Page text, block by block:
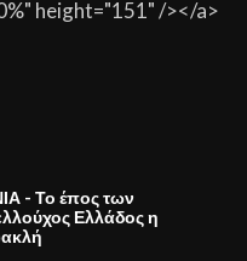
height="151" /></a>
- Το έπος των
Ελλάδος η